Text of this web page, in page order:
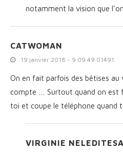
notamment la vision que
CATWOMAN
19 janvier 2018 - 9 09 49 01491
On en fait parfois des bêtises au
compte … Surtout quand on est
toi et coupe le téléphone quand
VIRGINIE